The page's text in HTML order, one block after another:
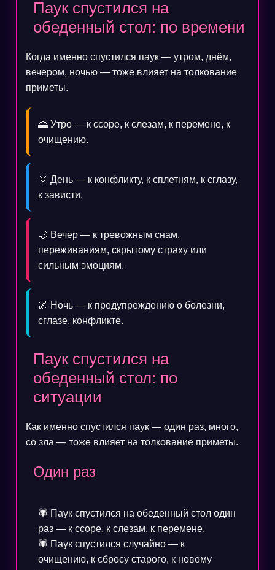
Паук спустился на
обеденный стол: по времени
Когда именно спустился паук — утром, днём,
вечером, ночью — тоже влияет на толкование
приметы.
🌅 Утро — к ссоре, к слезам, к перемене, к
очищению.
🌞 День — к конфликту, к сплетням, к сглазу,
к зависти.
🌙 Вечер — к тревожным снам,
переживаниям, скрытому страху или
сильным эмоциям.
🌌 Ночь — к предупреждению о болезни,
сглазе, конфликте.
Паук спустился на
обеденный стол: по
ситуации
Как именно спустился паук — один раз, много,
со зла — тоже влияет на толкование приметы.
Один раз
🕷️ Паук спустился на обеденный стол один
раз — к ссоре, к слезам, к перемене.
🕷️ Паук спустился случайно — к
очищению, к сбросу старого, к новому